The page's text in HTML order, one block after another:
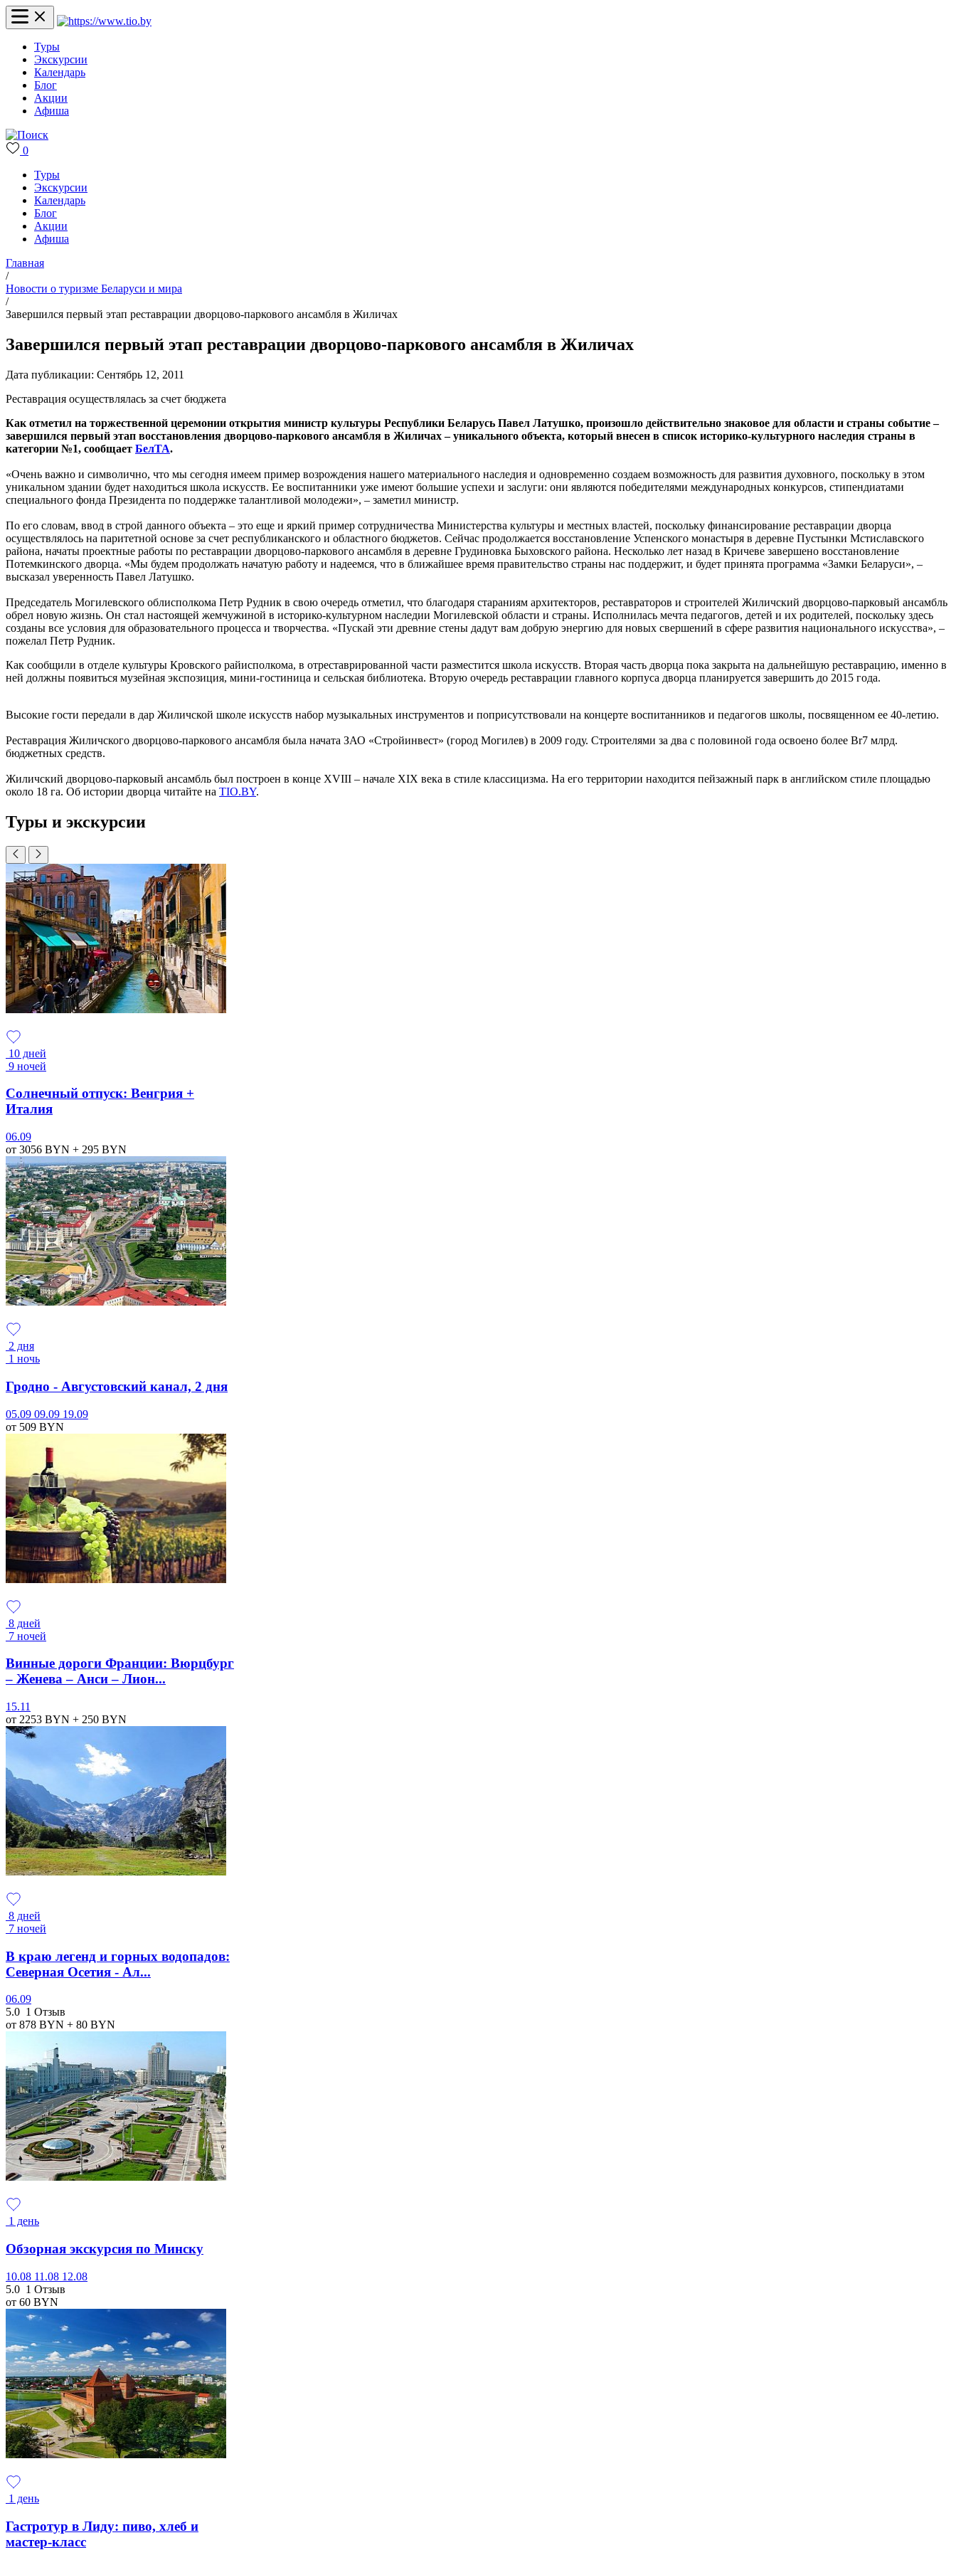
Туры
Экскурсии
Календарь
Блог
Акции
Афиша
0
Туры
Экскурсии
Календарь
Блог
Акции
Афиша
Главная
/
Новости о туризме Беларуси и мира
/
Завершился первый этап реставрации дворцово-паркового ансамбля в Жиличах
Завершился первый этап реставрации дворцово-паркового ансамбля в Жиличах
Дата публикации: Сентябрь 12, 2011
Реставрация осуществлялась за счет бюджета
Как отметил на торжественной церемонии открытия министр культуры Республики Беларусь Павел Латушко, произошло действительно знаковое для области и страны событие –
завершился первый этап восстановления дворцово-паркового ансамбля в Жиличах – уникального объекта, который внесен в список историко-культурного наследия страны в
категории №1, сообщает БелТА.
«Очень важно и символично, что мы сегодня имеем пример возрождения нашего материального наследия и одновременно создаем возможность для развития духовного, поскольку в этом
уникальном здании будет находиться школа искусств. Ее воспитанники уже имеют большие успехи и заслуги: они являются победителями международных конкурсов, стипендиатами
специального фонда Президента по поддержке талантливой молодежи», – заметил министр.
По его словам, ввод в строй данного объекта – это еще и яркий пример сотрудничества Министерства культуры и местных властей, поскольку финансирование реставрации дворца
осуществлялось на паритетной основе за счет республиканского и областного бюджетов. Сейчас продолжается восстановление Успенского монастыря в деревне Пустынки Мстиславского
района, начаты проектные работы по реставрации дворцово-паркового ансамбля в деревне Грудиновка Быховского района. Несколько лет назад в Кричеве завершено восстановление
Потемкинского дворца. «Мы будем продолжать начатую работу и надеемся, что в ближайшее время правительство страны нас поддержит, и будет принята программа «Замки Беларуси», –
высказал уверенность Павел Латушко.
Председатель Могилевского облисполкома Петр Рудник в свою очередь отметил, что благодаря стараниям архитекторов, реставраторов и строителей Жиличский дворцово-парковый ансамбль
обрел новую жизнь. Он стал настоящей жемчужиной в историко-культурном наследии Могилевской области и страны. Исполнилась мечта педагогов, детей и их родителей, поскольку здесь
созданы все условия для образовательного процесса и творчества. «Пускай эти древние стены дадут вам добрую энергию для новых свершений в сфере развития национального искусства», –
пожелал Петр Рудник.
Как сообщили в отделе культуры Кровского райисполкома, в отреставрированной части разместится школа искусств. Вторая часть дворца пока закрыта на дальнейшую реставрацию, именно в
ней должны появиться музейная экспозиция, мини-гостиница и сельская библиотека. Вторую очередь реставрации главного корпуса дворца планируется завершить до 2015 года.
Высокие гости передали в дар Жиличской школе искусств набор музыкальных инструментов и поприсутствовали на концерте воспитанников и педагогов школы, посвященном ее 40-летию.
Реставрация Жиличского дворцово-паркового ансамбля была начата ЗАО «Стройинвест» (город Могилев) в 2009 году. Строителями за два с половиной года освоено более Br7 млрд.
бюджетных средств.
Жиличский дворцово-парковый ансамбль был построен в конце XVIII – начале XIX века в стиле классицизма. На его территории находится пейзажный парк в английском стиле площадью
около 18 га. Об истории дворца читайте на TIO.BY.
Туры и экскурсии
10 дней
9 ночей
Солнечный отпуск: Венгрия +
Италия
06.09
от 3056 BYN + 295 BYN
2 дня
1 ночь
Гродно - Августовский канал, 2 дня
05.09 09.09 19.09
от 509 BYN
8 дней
7 ночей
Винные дороги Франции: Вюрцбург
– Женева – Анси – Лион...
15.11
от 2253 BYN + 250 BYN
8 дней
7 ночей
В краю легенд и горных водопадов:
Северная Осетия - Ал...
06.09
5.0 1 Отзыв
от 878 BYN + 80 BYN
1 день
Обзорная экскурсия по Минску
10.08 11.08 12.08
5.0 1 Отзыв
от 60 BYN
1 день
Гастротур в Лиду: пиво, хлеб и
мастер-класс